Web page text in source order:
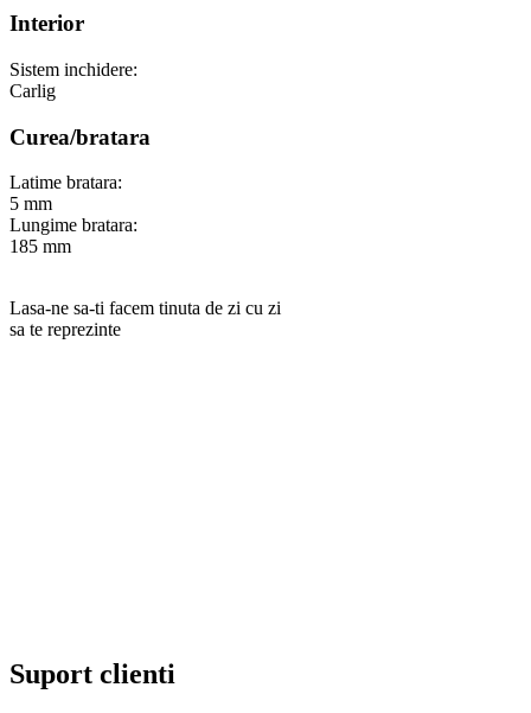
Interior
Sistem inchidere:
Carlig
Curea/bratara
Latime bratara:
5 mm
Lungime bratara:
185 mm
Lasa-ne sa-ti facem tinuta de zi cu zi
sa te reprezinte
Suport clienti